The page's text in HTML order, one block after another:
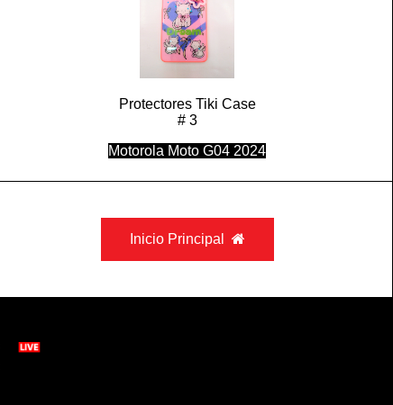
Protectores Tiki Case
# 3
Motorola Moto G04 2024
Inicio Principal 